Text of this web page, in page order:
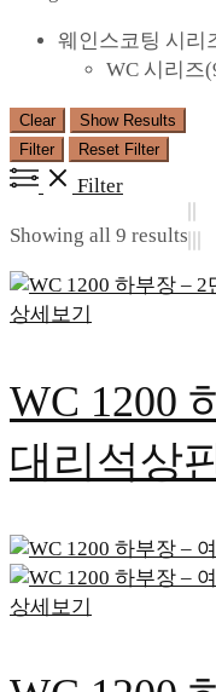
웨인스코팅 시리
WC 시리즈
Clear
Show Results
Filter
Reset Filter
Filter
Showing all 9 results
상세보기
WC 1200
대리석상
상세보기